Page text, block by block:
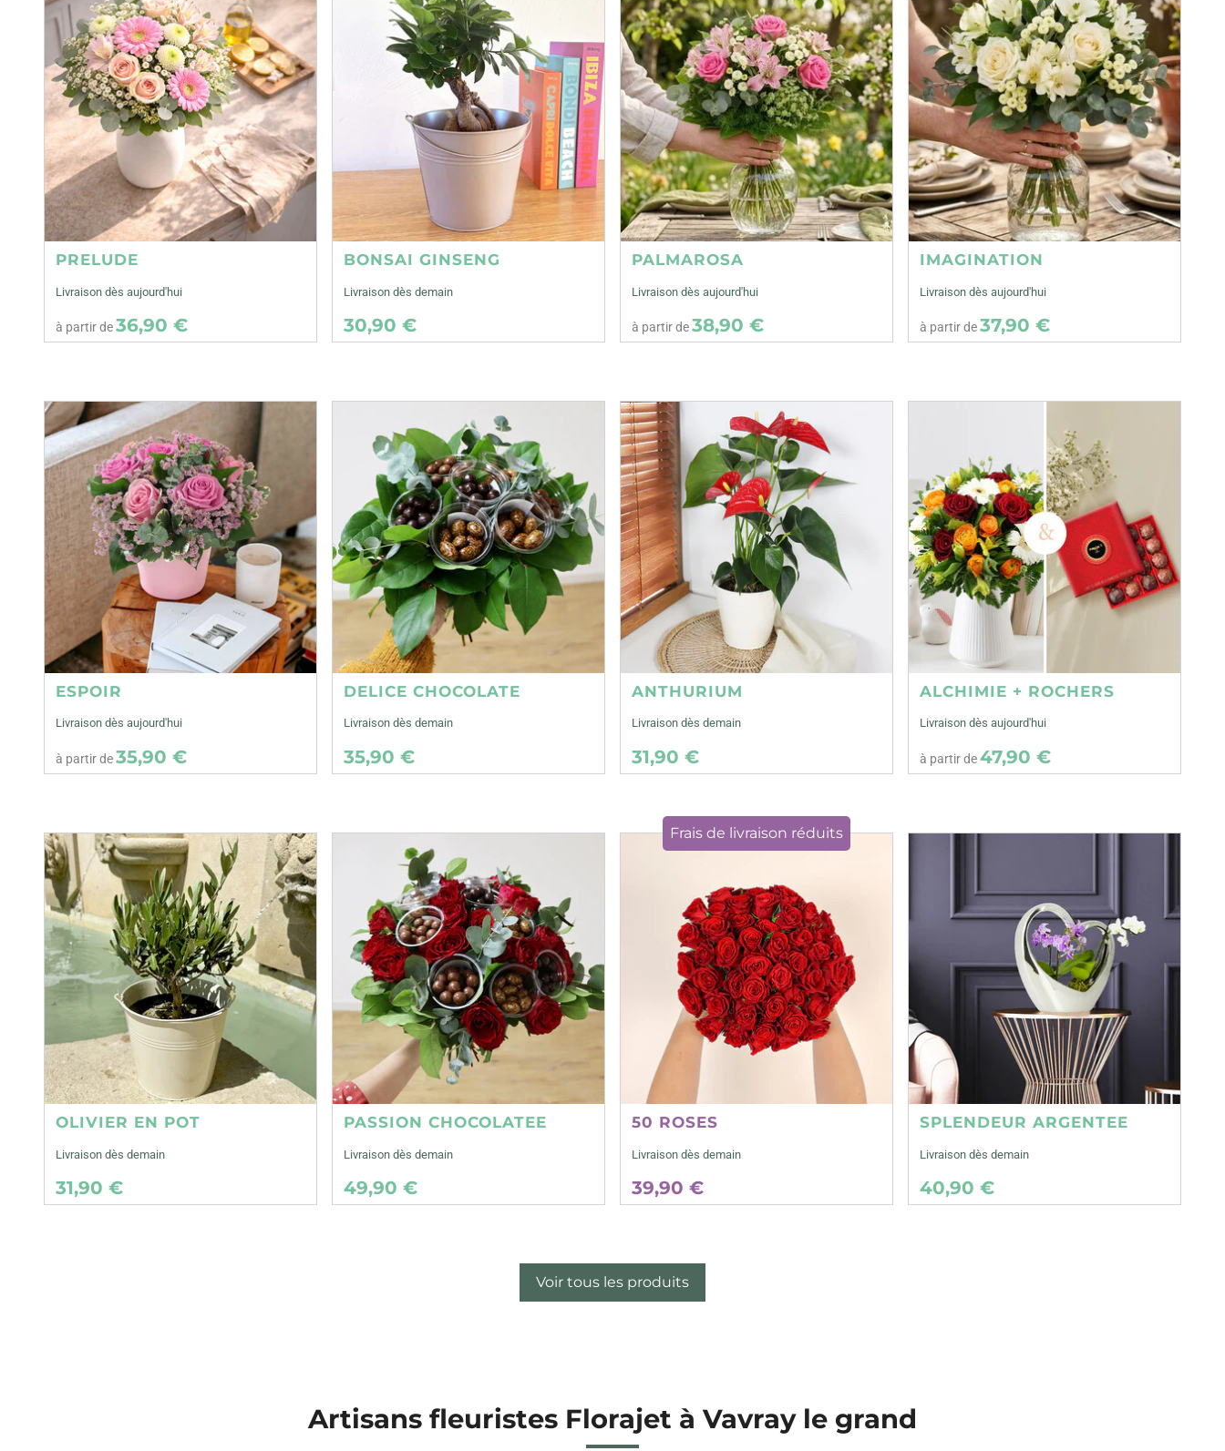
PRELUDE
Livraison dès aujourd'hui
à partir de36,90 €
BONSAI GINSENG
Livraison dès demain
30,90 €
PALMAROSA
Livraison dès aujourd'hui
à partir de38,90 €
IMAGINATION
Livraison dès aujourd'hui
à partir de37,90 €
ESPOIR
Livraison dès aujourd'hui
à partir de35,90 €
DELICE CHOCOLATE
Livraison dès demain
35,90 €
ANTHURIUM
Livraison dès demain
31,90 €
ALCHIMIE + ROCHERS
Livraison dès aujourd'hui
à partir de47,90 €
OLIVIER EN POT
Livraison dès demain
31,90 €
PASSION CHOCOLATEE
Livraison dès demain
49,90 €
Frais de livraison réduits
50 ROSES
Livraison dès demain
39,90 €
SPLENDEUR ARGENTEE
Livraison dès demain
40,90 €
Voir tous les produits
Artisans fleuristes Florajet à Vavray le grand